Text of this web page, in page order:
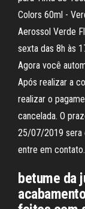
Colors 60ml -
Aerossol Verde
sexta das 8h às
Agora você
Após realizar a
realizar o
cancelada. O
25/07/2019 sera
entre em contato.
betume da